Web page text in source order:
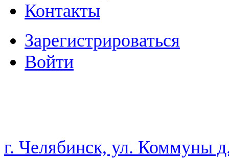
Контакты
Зарегистрироваться
Войти
НАМ ДОВЕРЯЮТ С 2003 ГОДА
г. Челябинск, ул. Коммуны